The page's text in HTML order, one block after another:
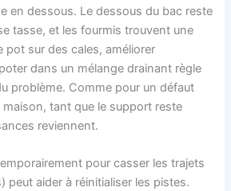
en dessous. Le dessous du bac reste
tasse, et les fourmis trouvent une
pot sur des cales, améliorer
dans un mélange drainant règle
problème. Comme pour un défaut
maison, tant que le support reste
reviennent.
pour casser les trajets
peut aider à réinitialiser les pistes.